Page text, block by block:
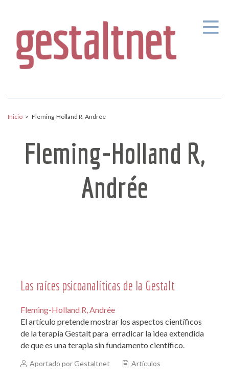
Inicio > Fleming-Holland R, Andrée
Fleming-Holland R,
Andrée
Las raíces psicoanalíticas de la Gestalt
Fleming-Holland R, Andrée
El artículo pretende mostrar los aspectos científicos
de la terapia Gestalt para erradicar la idea extendida
de que es una terapia sin fundamento científico.
Aportado por Gestaltnet Artículos